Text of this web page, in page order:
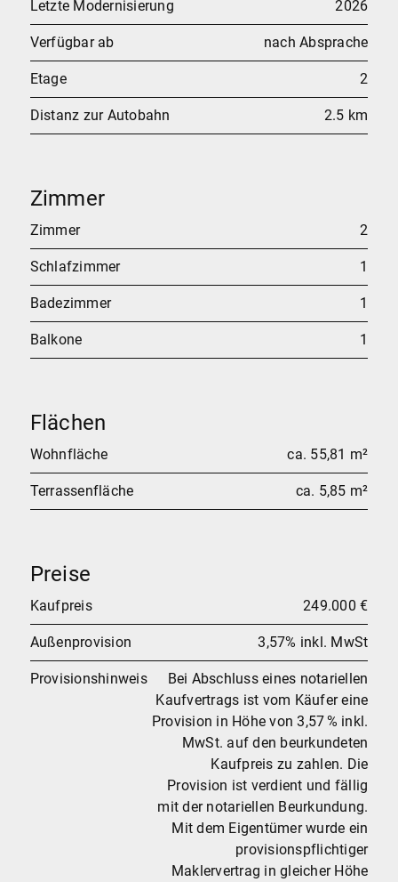
Letzte Modernisierung 2026
Verfügbar ab nach Absprache
Etage 2
Distanz zur Autobahn 2.5 km
Zimmer
Zimmer 2
Schlafzimmer 1
Badezimmer 1
Balkone 1
Flächen
Wohnfläche ca. 55,81 m²
Terrassenfläche ca. 5,85 m²
Preise
Kaufpreis 249.000 €
Außenprovision 3,57% inkl. MwSt
Provisionshinweis
Bei Abschluss eines notariellen
Kaufvertrags ist vom Käufer eine
Provision in Höhe von 3,57 % inkl.
MwSt. auf den beurkundeten
Kaufpreis zu zahlen. Die
Provision ist verdient und fällig
mit der notariellen Beurkundung.
Mit dem Eigentümer wurde ein
provisionspflichtiger
Maklervertrag in gleicher Höhe